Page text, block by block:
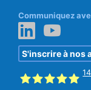
Communiquez
S'inscrire à nos